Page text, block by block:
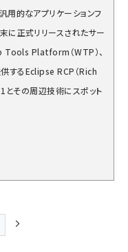
用的なアプリケーションフ
に正式リリースされたサー
Tools Platform（WTP）、
するEclipse RCP（Rich
その周辺技術にスポット